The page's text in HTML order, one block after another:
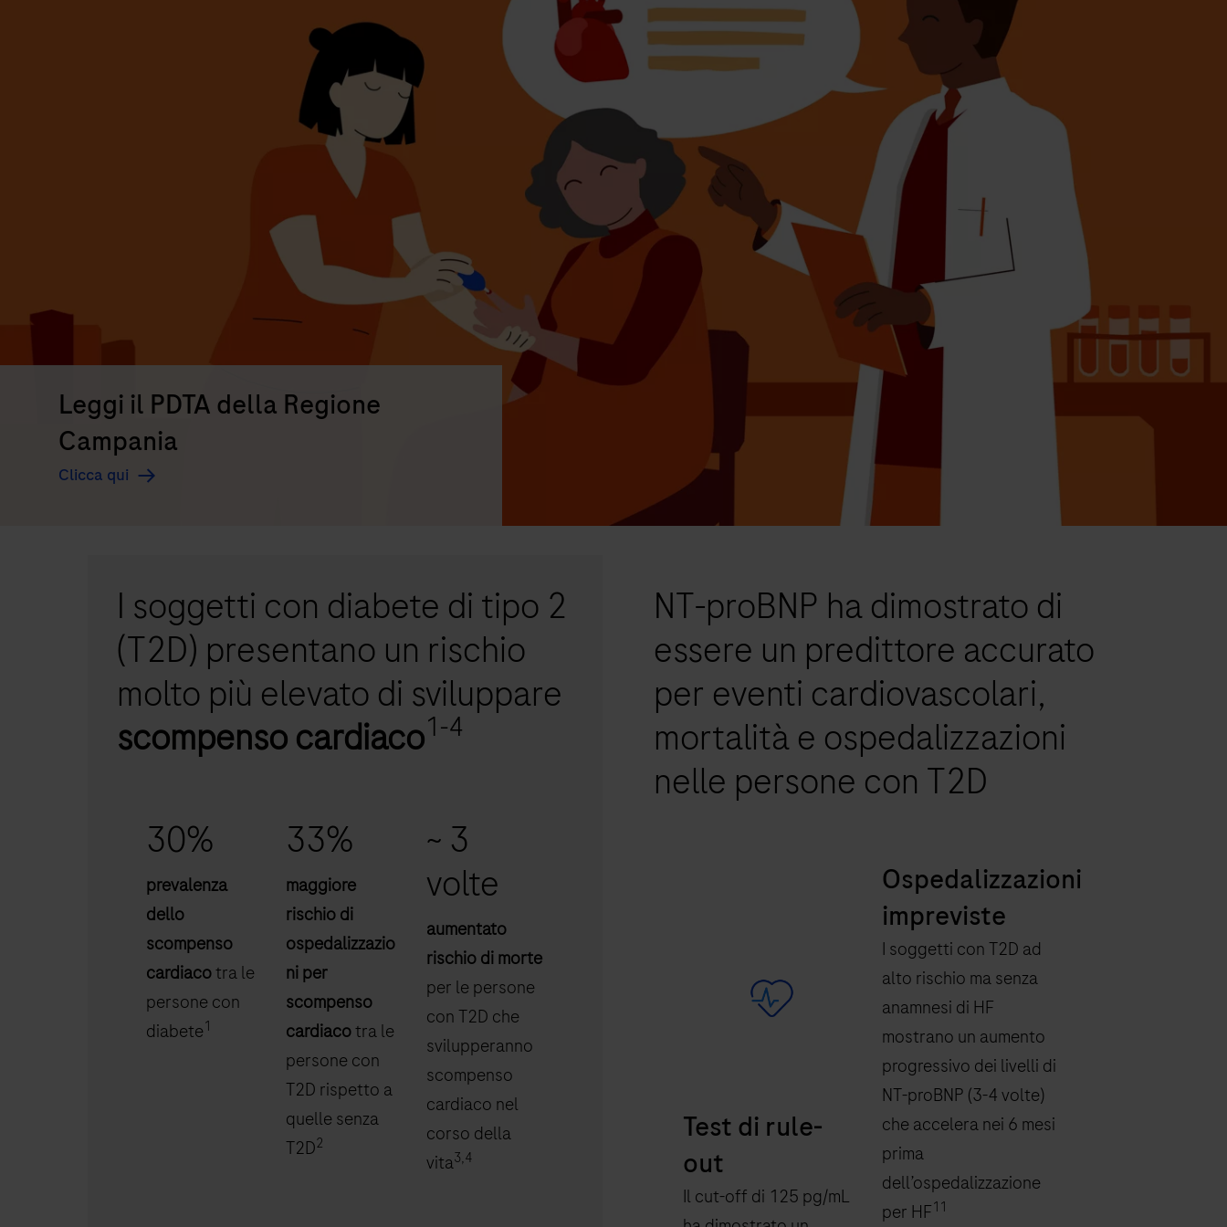
Leggi il PDTA della Regione
Campania
Clicca qui
I soggetti con diabete di tipo 2
(T2D) presentano un rischio
molto più elevato di sviluppare
scompenso cardiaco1-4
30%
prevalenza
dello
scompenso
cardiacotra le
persone con
diabete1
33%
maggiore
rischio di
ospedalizzazio
ni per
scompenso
cardiacotra le
persone con
T2D rispetto a
quelle senza
T2D2
~ 3
volte
aumentato
rischio di morte
per le persone
con T2D che
svilupperanno
scompenso
cardiaco nel
corso della
vita3,4
NT-proBNP ha dimostrato di
essere un predittore accurato
per eventi cardiovascolari,
mortalità e ospedalizzazioni
nelle persone con T2D
Test di rule-
out
Il cut-off di 125 pg/mL
Ospedalizzazioni
impreviste
I soggetti con T2D ad
alto rischio ma senza
anamnesi di HF
mostrano un aumento
progressivo dei livelli di
NT-proBNP (3-4 volte)
che accelera nei 6 mesi
prima
dell’ospedalizzazione
per HF11